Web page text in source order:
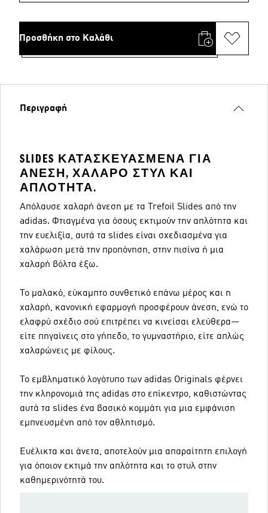
Προσθήκη στο Καλάθι
Περιγραφή
SLIDES ΚΑΤΑΣΚΕΥΑΣΜΈΝΑ ΓΙΑ
ΆΝΕΣΗ, ΧΑΛΑΡΌ ΣΤΥΛ ΚΑΙ
ΑΠΛΌΤΗΤΑ.
Απόλαυσε χαλαρή άνεση με τα Trefoil Slides από την
adidas. Φτιαγμένα για όσους εκτιμούν την απλότητα και
την ευελιξία, αυτά τα slides είναι σχεδιασμένα για
χαλάρωση μετά την προπόνηση, στην πισίνα ή μια
χαλαρή βόλτα έξω.
Το μαλακό, εύκαμπτο συνθετικό επάνω μέρος και η
χαλαρή, κανονική εφαρμογή προσφέρουν άνεση, ενώ το
ελαφρύ σχέδιο σού επιτρέπει να κινείσαι ελεύθερα—
είτε πηγαίνεις στο γήπεδο, το γυμναστήριο, είτε απλώς
χαλαρώνεις με φίλους.
Το εμβληματικό λογότυπο των adidas Originals φέρνει
την κληρονομιά της adidas στο επίκεντρο, καθιστώντας
αυτά τα slides ένα βασικό κομμάτι για μια εμφάνιση
εμπνευσμένη από τον αθλητισμό.
Ευέλικτα και άνετα, αποτελούν μια απαραίτητη επιλογή
για όποιον εκτιμά την απλότητα και το στυλ στην
καθημερινότητά του.